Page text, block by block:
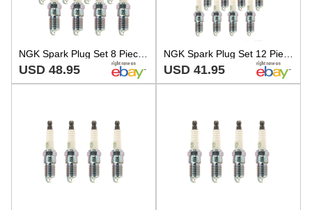
NGK Spark Plug Set 8 Pieces G-Power Platinum Gap 0.040
USD 48.95 USD 41.95